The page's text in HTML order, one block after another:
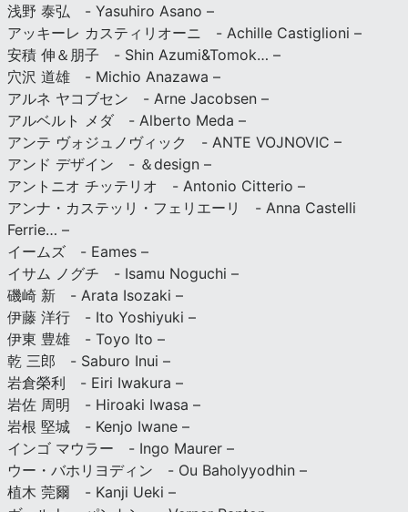
浅野 泰弘 - Yasuhiro Asano –
アッキーレ カスティリオーニ - Achille Castiglioni –
安積 伸＆朋子 - Shin Azumi&Tomok… –
穴沢 道雄 - Michio Anazawa –
アルネ ヤコブセン - Arne Jacobsen –
アルベルト メダ - Alberto Meda –
アンテ ヴォジュノヴィック - ANTE VOJNOVIC –
アンド デザイン - ＆design –
アントニオ チッテリオ - Antonio Citterio –
アンナ・カステッリ・フェリエーリ - Anna Castelli
Ferrie… –
イームズ - Eames –
イサム ノグチ - Isamu Noguchi –
磯崎 新 - Arata Isozaki –
伊藤 洋行 - Ito Yoshiyuki –
伊東 豊雄 - Toyo Ito –
乾 三郎 - Saburo Inui –
岩倉榮利 - Eiri Iwakura –
岩佐 周明 - Hiroaki Iwasa –
岩根 堅城 - Kenjo Iwane –
インゴ マウラー - Ingo Maurer –
ウー・バホリヨディン - Ou Baholyyodhin –
植木 莞爾 - Kanji Ueki –